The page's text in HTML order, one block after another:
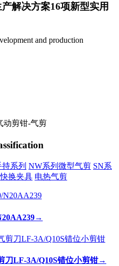
解决方案16项新型实用
and production
动剪钳-气剪
系列 NW系列微型气剪 SN系
快换夹具 电热气剪
→
刀LF-3A/Q10S错位小剪钳→